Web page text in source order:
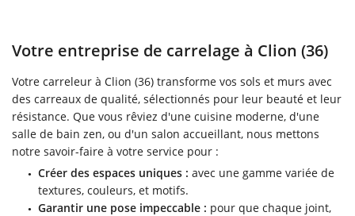
Votre entreprise de carrelage à Clion (36)
Votre carreleur à Clion (36) transforme vos sols et murs avec
des carreaux de qualité, sélectionnés pour leur beauté et leur
résistance. Que vous rêviez d'une cuisine moderne, d'une
salle de bain zen, ou d'un salon accueillant, nous mettons
notre savoir-faire à votre service pour :
Créer des espaces uniques : avec une gamme variée de
textures, couleurs, et motifs.
Garantir une pose impeccable : pour que chaque joint,